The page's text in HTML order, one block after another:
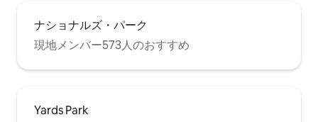
ナショナルズ・パーク
現地メンバー573人のおすすめ
Yards Park